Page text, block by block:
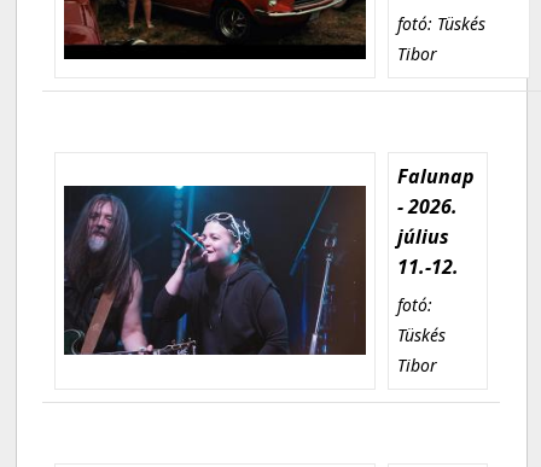
fotó: Tüskés
Tibor
Falunap
- 2026.
július
11.-12.
fotó:
Tüskés
Tibor